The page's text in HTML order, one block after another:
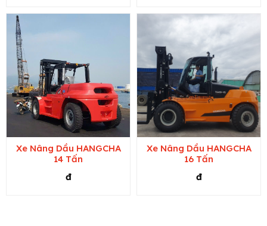
Xe Nâng Dầu HANGCHA
14 Tấn
đ
Xe Nâng Dầu HANGCHA
16 Tấn
đ